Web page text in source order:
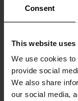
Consent
This website uses
We use cookies
provide social
We also share
our social media,
Wienerberger
+49 511 61070 0